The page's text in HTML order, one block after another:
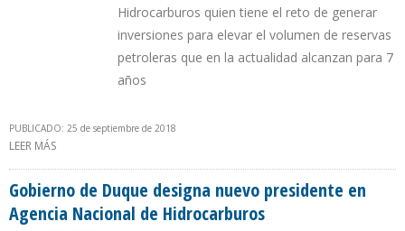
Hidrocarburos quien tiene el reto de generar
inversiones para elevar el volumen de reservas
petroleras que en la actualidad alcanzan para 7
años
PUBLICADO: 25 de septiembre de 2018
LEER MÁS
Gobierno de Duque designa nuevo presidente en
Agencia Nacional de Hidrocarburos